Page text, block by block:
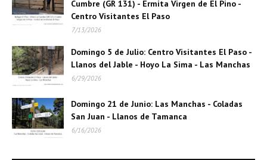
Cumbre (GR 131) - Ermita Virgen de El Pino -
Centro Visitantes El Paso
7/13/2026
Domingo 5 de Julio: Centro Visitantes El Paso -
Llanos del Jable - Hoyo La Sima - Las Manchas
6/29/2026
Domingo 21 de Junio: Las Manchas - Coladas
San Juan - Llanos de Tamanca
6/16/2026